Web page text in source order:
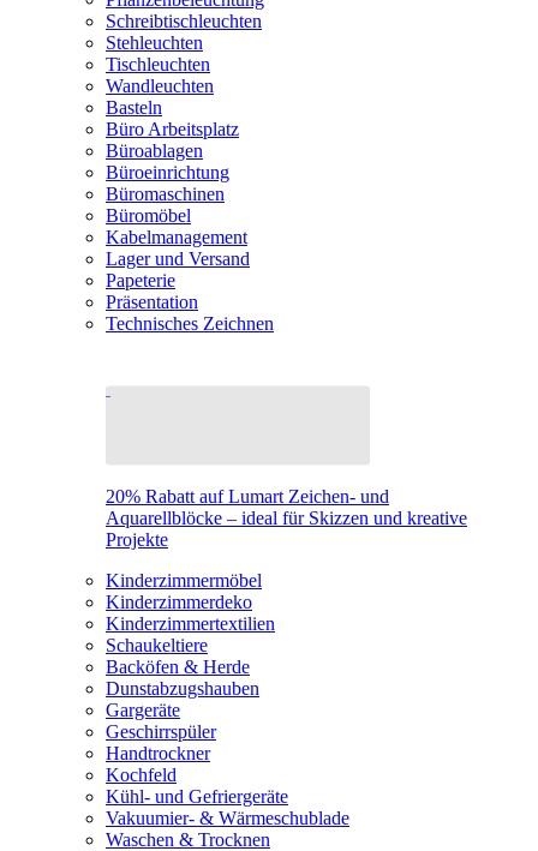
Schreibtischleuchten
Stehleuchten
Tischleuchten
Wandleuchten
Basteln
Büro Arbeitsplatz
Büroablagen
Büroeinrichtung
Büromaschinen
Büromöbel
Kabelmanagement
Lager und Versand
Papeterie
Präsentation
Technisches Zeichnen
20% Rabatt auf Lumart Zeichen- und
Aquarellblöcke – ideal für Skizzen und kreative
Projekte
Kinderzimmermöbel
Kinderzimmerdeko
Kinderzimmertextilien
Schaukeltiere
Backöfen & Herde
Dunstabzugshauben
Gargeräte
Geschirrspüler
Handtrockner
Kochfeld
Kühl- und Gefriergeräte
Vakuumier- & Wärmeschublade
Waschen & Trocknen